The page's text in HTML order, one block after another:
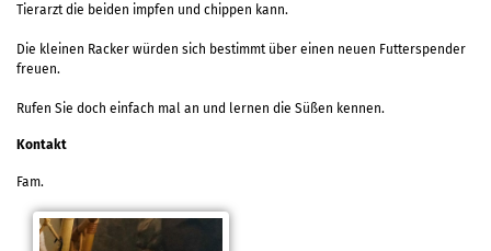
Tierarzt die beiden impfen und chippen kann.
Die kleinen Racker würden sich bestimmt über einen neuen Futterspender
freuen.
Rufen Sie doch einfach mal an und lernen die Süßen kennen.
Kontakt
Fam.